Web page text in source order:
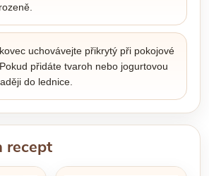
uchovávejte přikrytý při pokojové
přidáte tvaroh nebo jogurtovou
do lednice.
recept